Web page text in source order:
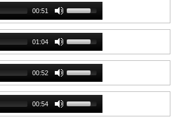
00:51
01:04
00:52
00:54